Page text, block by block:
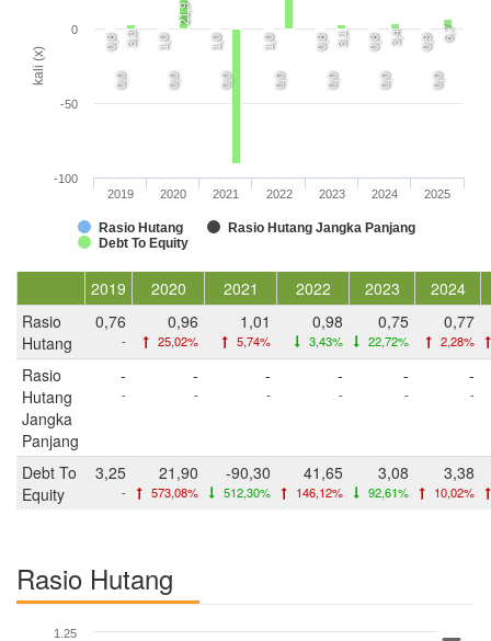
kali (x)
0,8 1,0 1,0 1,0 0,8 0,8 0,9
0,0 0,0 0,0 0,0 0,0 0,0 0,0
3,3
21,9
3,1 3,4 6,7
Rasio Hutang
Rasio Hutang Jangka Panjang
Debt To Equity
2019 2020 2021 2022 2023 2024 2025
-100
-50
0
2019 2020 2021 2022 2023
2024
Rasio
Hutang
0,76
-
0,96
25,02%
1,01
5,74%
0,98
3,43%
0,75
22,72%
0,77
2,28%
Rasio
Hutang
Jangka
Panjang
-
-
-
-
-
-
-
-
-
-
-
-
Debt To
Equity
3,25
-
21,90
573,08%
-90,30
512,30%
41,65
146,12%
3,08
92,61%
3,38
10,02%
Rasio Hutang
1.25